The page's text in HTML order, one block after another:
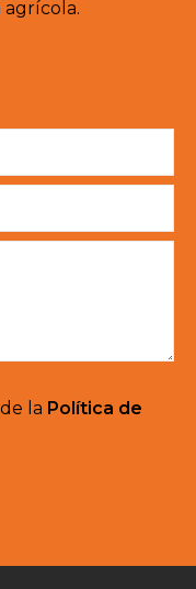
agrícola.
la Política de